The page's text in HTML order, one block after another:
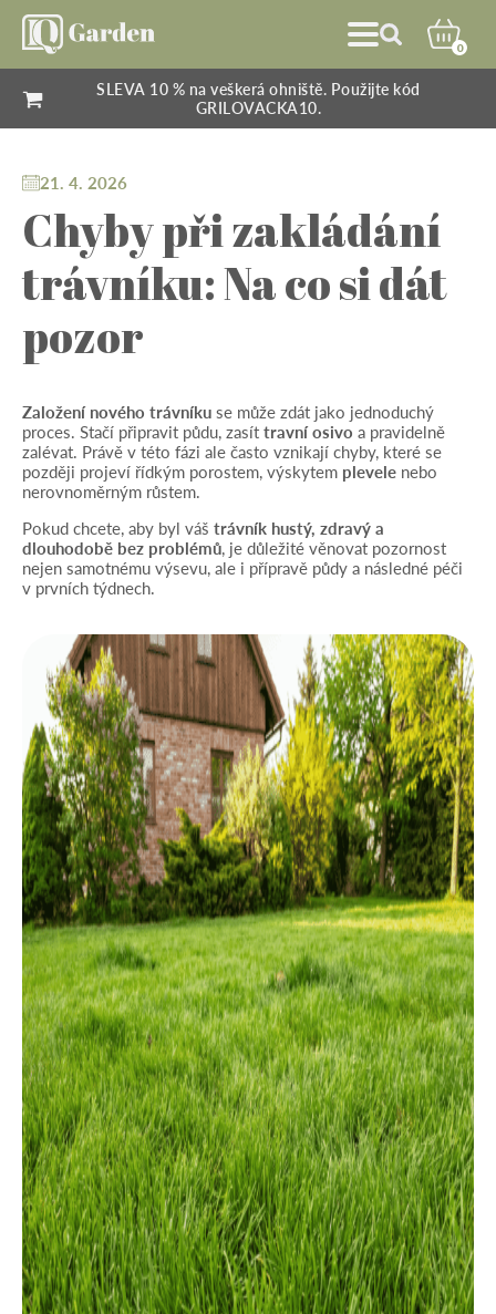
0
SLEVA 10 % na veškerá ohniště. Použijte kód
GRILOVACKA10.
21. 4. 2026
Chyby při zakládání
trávníku: Na co si dát
pozor
Založení nového trávníkuse může zdát jako jednoduchý
proces. Stačí připravit půdu, zasíttravní osivo a pravidelně
zalévat. Právě v této fázi ale často vznikají chyby, které se
později projeví řídkým porostem, výskytem plevele nebo
nerovnoměrným růstem.
Pokud chcete, aby byl váš trávník hustý, zdravý a
dlouhodobě bez problémů, je důležité věnovat pozornost
nejen samotnému výsevu, ale i přípravě půdy a následné péči
v prvních týdnech.